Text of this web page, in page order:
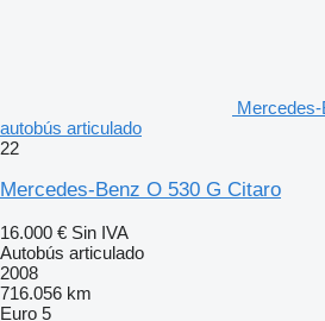
autobús articulado
22
Mercedes-Benz O 530 G Citaro
16.000 € Sin IVA
Autobús articulado
2008
716.056 km
Euro 5